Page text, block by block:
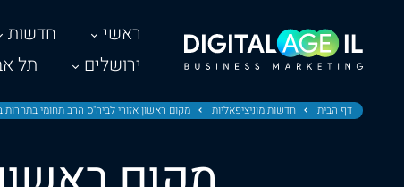
ראשי חדשות
ירושלים
תל
דף הבית חדשות מוניציפאליות מקום ראשון אזורי לביה"ס הרב תחומי